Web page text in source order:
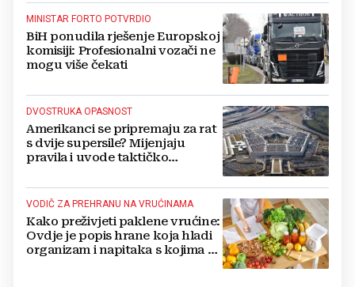
MINISTAR FORTO POTVRDIO
BiH ponudila rješenje Europskoj
komisiji: Profesionalni vozači ne
mogu više čekati
DVOSTRUKA OPASNOST
Amerikanci se pripremaju za rat
s dvije supersile? Mijenjaju
pravila i uvode taktičko
VODIČ ZA PREHRANU NA VRUĆINAMA
Kako preživjeti paklene vrućine:
Ovdje je popis hrane koja hladi
organizam i napitaka s kojima si